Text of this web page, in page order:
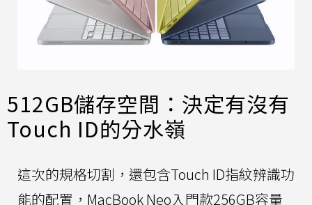
512GB儲存空間：決定有沒有
Touch ID的分水嶺
這次的規格切割，還包含Touch ID指紋辨識功
能的配置，MacBook Neo入門款256GB容量